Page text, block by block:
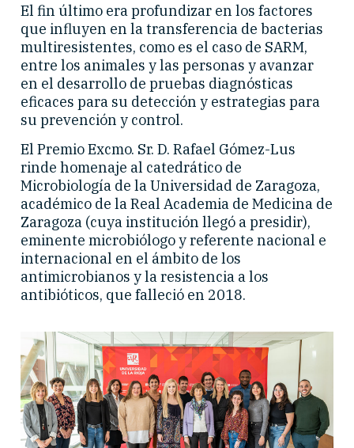
El fin último era profundizar en los factores
que influyen en la transferencia de bacterias
multiresistentes, como es el caso de SARM,
entre los animales y las personas y avanzar
en el desarrollo de pruebas diagnósticas
eficaces para su detección y estrategias para
su prevención y control.
El Premio Excmo. Sr. D. Rafael Gómez-Lus
rinde homenaje al catedrático de
Microbiología de la Universidad de Zaragoza,
académico de la Real Academia de Medicina de
Zaragoza (cuya institución llegó a presidir),
eminente microbiólogo y referente nacional e
internacional en el ámbito de los
antimicrobianos y la resistencia a los
antibióticos, que falleció en 2018.